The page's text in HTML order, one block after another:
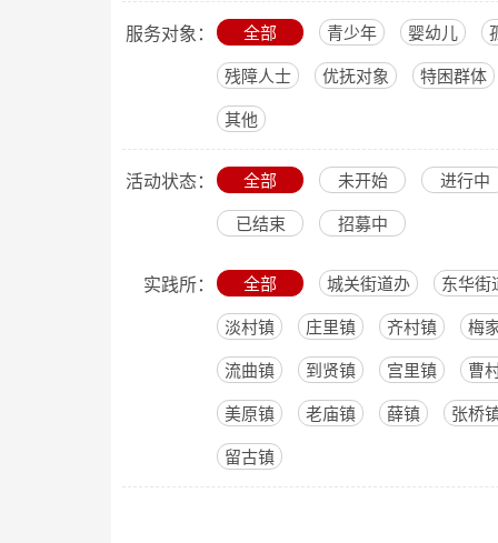
服务对象： 全部 青少年 婴幼儿
残障人士 优抚对象 特困群体
其他
活动状态： 全部 未开始 进行中
已结束 招募中
实践所： 全部 城关街道办 东华街
淡村镇 庄里镇 齐村镇 梅
流曲镇 到贤镇 宫里镇 曹
美原镇 老庙镇 薛镇 张桥
留古镇